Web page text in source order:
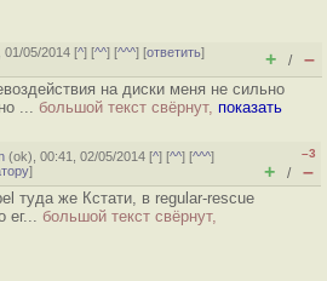
01/05/2014 [^] [^^] [^^^] [ответить]
+ / –
на диски меня не сильно
... большой текст свёрнут, показать
(ok), 00:41, 02/05/2014 [^] [^^] [^^^]
]
–3
+ / –
туда же Кстати, в regular-rescue
ег... большой текст свёрнут,